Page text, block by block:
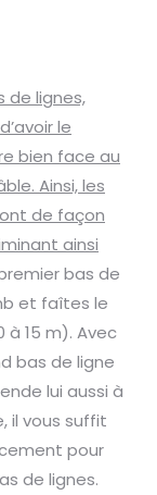
de lignes,
le
bien face au
Ainsi, les
de façon
ainsi
bas de
et faîtes le
à 15 m). Avec
bas de ligne
lui aussi à
il vous suffit
pour
de lignes.